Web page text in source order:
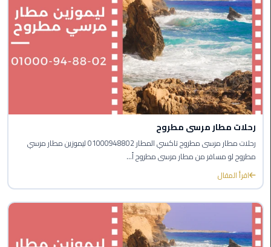
ايجار
سيارات
مرسيدس
سيارات
ليموزين
الاسكندرية
ايجار
سيارات
بالسائق
شركات
الاسكندرية
رحلات مطار مرسى مطروح
رحلات مطار مرسى مطروح تاكسي المطار 01000948802 ليموزين مطار مرسي
مطروح لو مسافر من مطار مرسى مطروح أ...
اقرأ المقال